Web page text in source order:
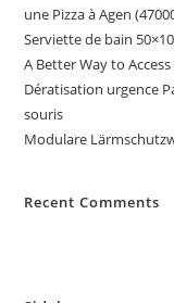
une Pizza à Agen
Serviette de bain
A Better Way to
Dératisation urgence
souris
Modulare
Recent Comments